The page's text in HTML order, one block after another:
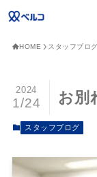
HOME スタッフブログ
お別
2024
1/24
スタッフブログ